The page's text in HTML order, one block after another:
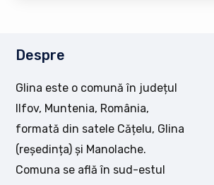
Despre
Glina este o comună în județul
Ilfov, Muntenia, România,
formată din satele Cățelu, Glina
(reședința) și Manolache.
Comuna se află în sud-estul